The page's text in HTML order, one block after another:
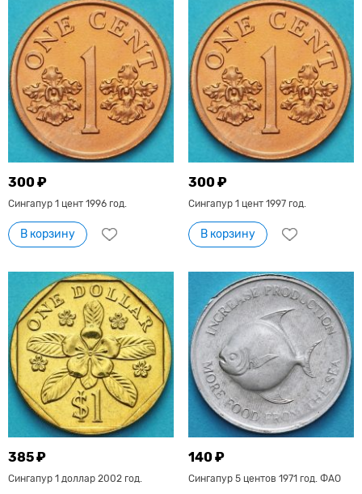
300 ₽
Сингапур 1 цент 1996 год.
В корзину
300 ₽
Сингапур 1 цент 1997 год.
В корзину
385 ₽
Сингапур 1 доллар 2002 год.
140 ₽
Сингапур 5 центов 1971 год. ФАО